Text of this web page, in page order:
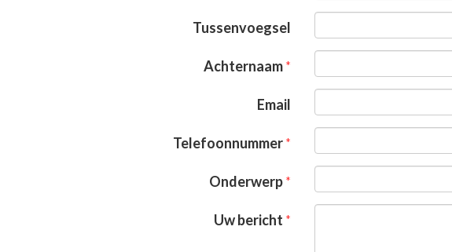
Tussenvoegsel
Achternaam
Email
Telefoonnummer
Onderwerp
Uw bericht